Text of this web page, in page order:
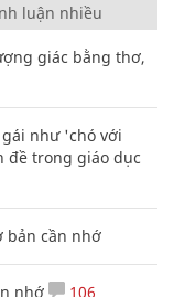
luận nhiều
giác bằng thơ,
như 'chó với
đề trong giáo dục
bản cần nhớ
nhớ 106